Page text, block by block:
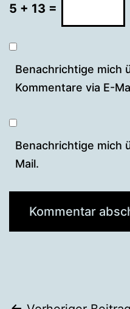
5 + 13 =
Benachrichtige mich
Kommentare via E-
Benachrichtige mich
Mail.